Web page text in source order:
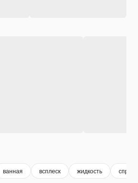
ванная всплеск жидкость спрей